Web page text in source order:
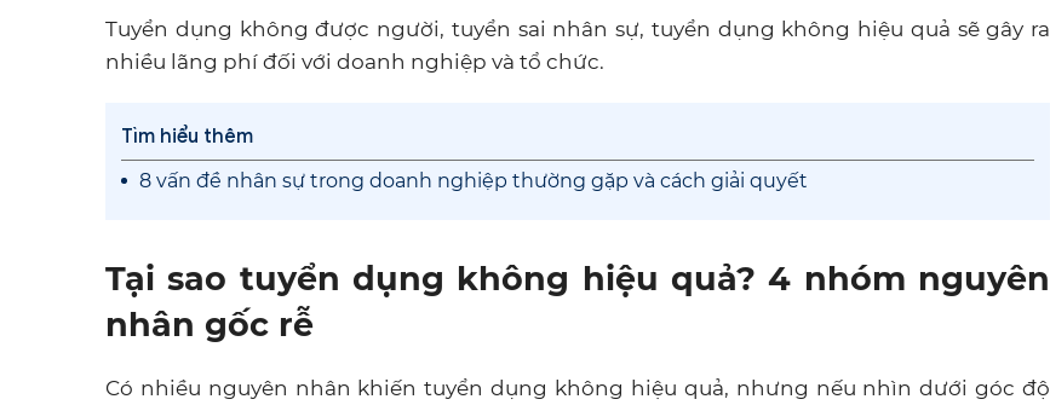
Tuyển dụng không được người, tuyển sai nhân sự, tuyển dụng không hiệu quả sẽ gây ra
nhiều lãng phí đối với doanh nghiệp và tổ chức.
Tìm hiểu thêm
8 vấn đề nhân sự trong doanh nghiệp thường gặp và cách giải quyết
Tại sao tuyển dụng không hiệu quả? 4 nhóm nguyên
nhân gốc rễ
Có nhiều nguyên nhân khiến tuyển dụng không hiệu quả, nhưng nếu nhìn dưới góc độ